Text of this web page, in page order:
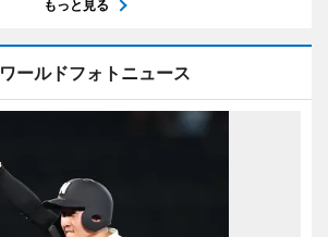
もっと見る
ワールドフォトニュース